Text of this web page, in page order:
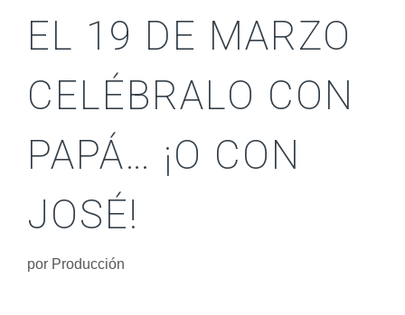
EL 19 DE MARZO
CELÉBRALO CON
PAPÁ… ¡O CON
JOSÉ!
por Producción